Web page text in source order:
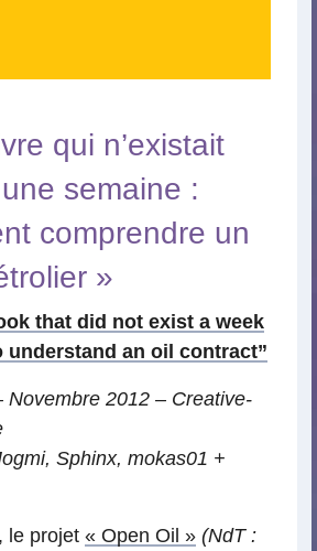
qui n’existait
semaine :
comprendre un
»
that did not exist a week
understand an oil contract”
Novembre 2012 – Creative-
Sphinx, mokas01 +
le projet « Open Oil » (NdT :